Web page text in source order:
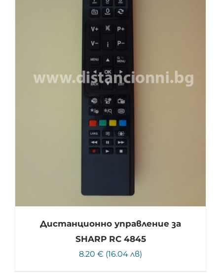
Дистанционно управление за
SHARP RC 4845
8.20 € (16.04 лв)